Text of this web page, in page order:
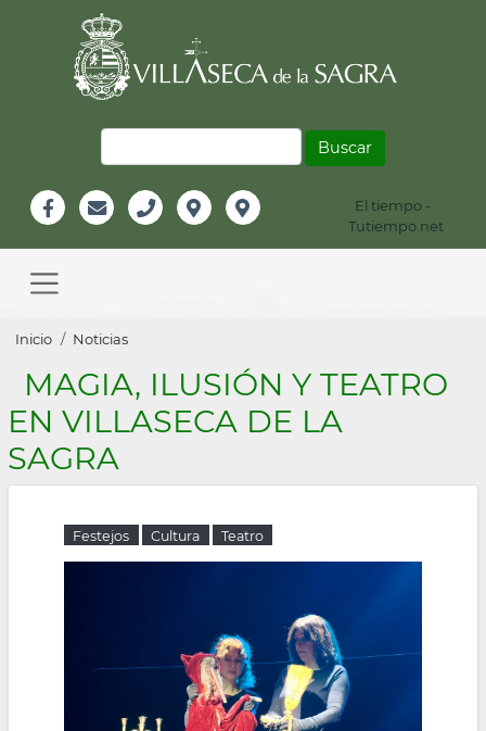
Información
Header
El tiempo -
Tutiempo.net
navigation
Sobrescribir
enlaces
de
ayuda
a
navegación
Inicio Noticias
MAGIA, ILUSIÓN Y TEATRO
EN VILLASECA DE LA
SAGRA
Festejos Cultura Teatro